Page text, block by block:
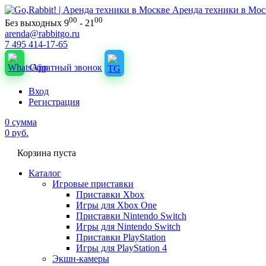
Аренда техники в
Без выходных 900 - 21 00
arenda@rabbitgo.ru
7 495 414-17-65
Обратный звонок
Вход
Регистрация
0 сумма
0 руб.
Корзина пуста
Каталог
Игровые приставки
Приставки Xbox
Игры для Xbox One
Приставки Nintendo Switch
Игры для Nintendo Switch
Приставки PlayStation
Игры для PlayStation 4
Экшн-камеры